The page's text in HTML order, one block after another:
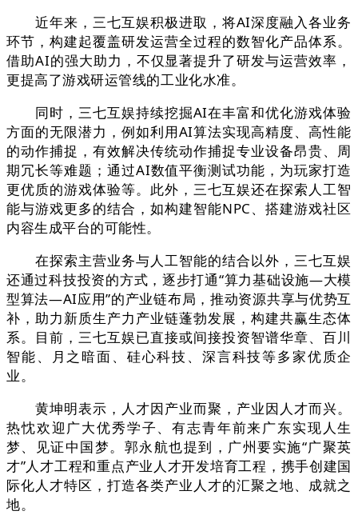
近年来，三七互娱积极进取，将AI深度融入各业务
环节，构建起覆盖研发运营全过程的数智化产品体系。
借助AI的强大助力，不仅显著提升了研发与运营效率，
更提高了游戏研运管线的工业化水准。
同时，三七互娱持续挖掘AI在丰富和优化游戏体验
方面的无限潜力，例如利用AI算法实现高精度、高性能
的动作捕捉，有效解决传统动作捕捉专业设备昂贵、周
期冗长等难题；通过AI数值平衡测试功能，为玩家打造
更优质的游戏体验等。此外，三七互娱还在探索人工智
能与游戏更多的结合，如构建智能NPC、搭建游戏社区
内容生成平台的可能性。
在探索主营业务与人工智能的结合以外，三七互娱
还通过科技投资的方式，逐步打通“算力基础设施—大模
型算法—AI应用”的产业链布局，推动资源共享与优势互
补，助力新质生产力产业链蓬勃发展，构建共赢生态体
系。目前，三七互娱已直接或间接投资智谱华章、百川
智能、月之暗面、硅心科技、深言科技等多家优质企
业。
黄坤明表示，人才因产业而聚，产业因人才而兴。
热忱欢迎广大优秀学子、有志青年前来广东实现人生
梦、见证中国梦。郭永航也提到，广州要实施“广聚英
才”人才工程和重点产业人才开发培育工程，携手创建国
际化人才特区，打造各类产业人才的汇聚之地、成就之
地。